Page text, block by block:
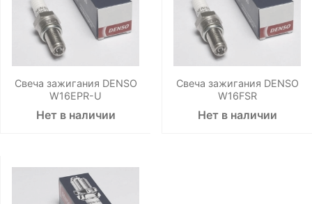
Свеча зажигания DENSO
W16EPR-U
Нет в наличии
Свеча зажигания DENSO
W16FSR
Нет в наличии